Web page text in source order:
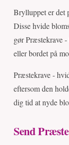
Brylluppet er det
Disse hvide
gør Præstekrave
eller bordet på
Præstekrave -
eftersom den
dig tid at nyde
Send